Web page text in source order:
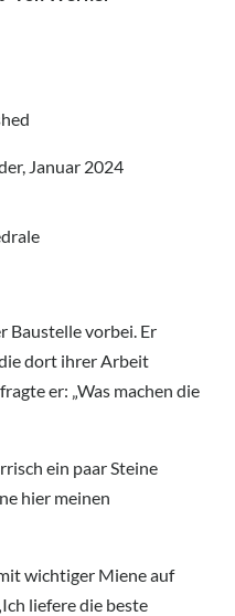
Januar 2024
Baustelle vorbei. Er
dort ihrer Arbeit
er: „Was machen die
ein paar Steine
hier meinen
wichtiger Miene auf
liefere die beste